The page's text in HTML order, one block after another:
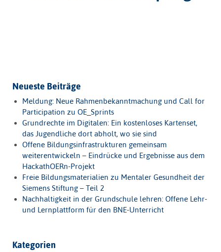
Neueste Beiträge
Meldung: Neue Rahmenbekanntmachung und Call for
Participation zu OE_Sprints
Grundrechte im Digitalen: Ein kostenloses Kartenset,
das Jugendliche dort abholt, wo sie sind
Offene Bildungsinfrastrukturen gemeinsam
weiterentwickeln – Eindrücke und Ergebnisse aus dem
HackathOERn-Projekt
Freie Bildungsmaterialien zu Mentaler Gesundheit der
Siemens Stiftung – Teil 2
Nachhaltigkeit in der Grundschule lehren: Offene Lehr-
und Lernplattform für den BNE-Unterricht
Kategorien